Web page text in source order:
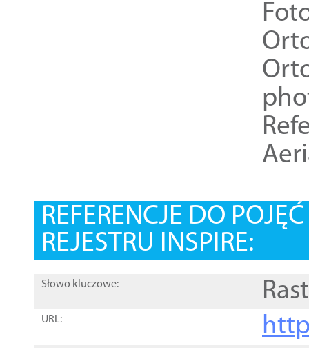
REFERENCJE DO
REJESTRU INSPIRE:
Słowo kluczowe:
URL: